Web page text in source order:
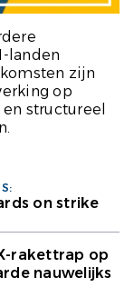
landen
zijn
op
structureel
on strike
rakettrap op
nauwelijks